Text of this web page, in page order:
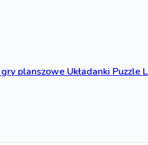
planszoweUkładankiPuzzle